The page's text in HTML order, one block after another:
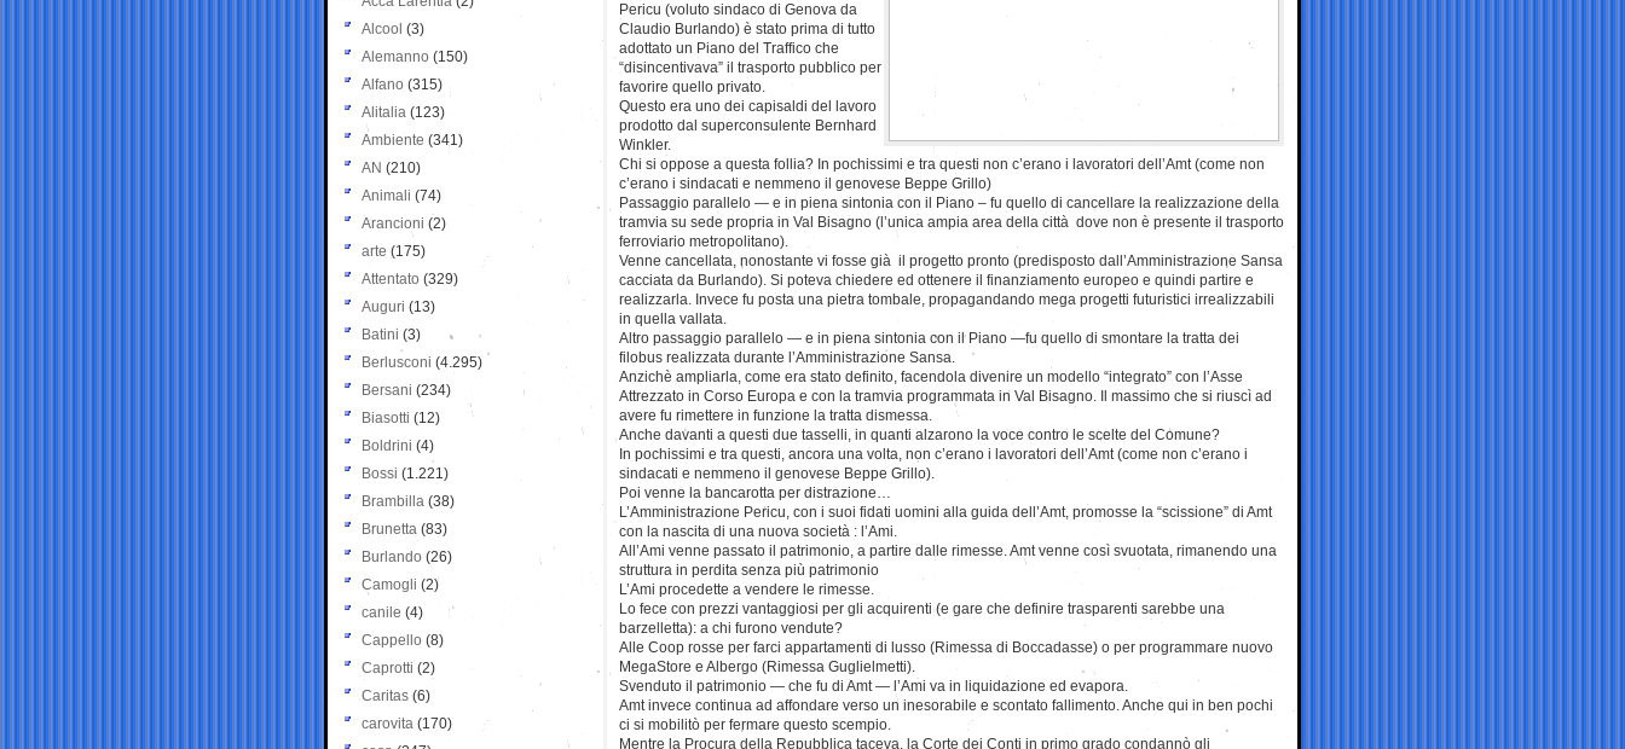
Pericu (voluto sindaco di Genova da
Claudio Burlando) è stato prima di tutto
adottato un Piano del Traffico che
“disincentivava” il trasporto pubblico per
favorire quello privato.
Questo era uno dei capisaldi del lavoro
prodotto dal superconsulente Bernhard
Winkler.
Chi si oppose a questa follia? In pochissimi e tra questi non c’erano i lavoratori dell’Amt (come non
c’erano i sindacati e nemmeno il genovese Beppe Grillo)
Passaggio parallelo — e in piena sintonia con il Piano – fu quello di cancellare la realizzazione della
tramvia su sede propria in Val Bisagno (l’unica ampia area della città dove non è presente il trasporto
ferroviario metropolitano).
Venne cancellata, nonostante vi fosse già il progetto pronto (predisposto dall’Amministrazione Sansa
cacciata da Burlando). Si poteva chiedere ed ottenere il finanziamento europeo e quindi partire e
realizzarla. Invece fu posta una pietra tombale, propagandando mega progetti futuristici irrealizzabili
in quella vallata.
Altro passaggio parallelo — e in piena sintonia con il Piano —fu quello di smontare la tratta dei
filobus realizzata durante l’Amministrazione Sansa.
Anzichè ampliarla, come era stato definito, facendola divenire un modello “integrato” con l’Asse
Attrezzato in Corso Europa e con la tramvia programmata in Val Bisagno. Il massimo che si riuscì ad
avere fu rimettere in funzione la tratta dismessa.
Anche davanti a questi due tasselli, in quanti alzarono la voce contro le scelte del Comune?
In pochissimi e tra questi, ancora una volta, non c’erano i lavoratori dell’Amt (come non c’erano i
sindacati e nemmeno il genovese Beppe Grillo).
Poi venne la bancarotta per distrazione…
L’Amministrazione Pericu, con i suoi fidati uomini alla guida dell’Amt, promosse la “scissione” di Amt
con la nascita di una nuova società : l’Ami.
All’Ami venne passato il patrimonio, a partire dalle rimesse. Amt venne così svuotata, rimanendo una
struttura in perdita senza più patrimonio
L’Ami procedette a vendere le rimesse.
Lo fece con prezzi vantaggiosi per gli acquirenti (e gare che definire trasparenti sarebbe una
barzelletta): a chi furono vendute?
Alle Coop rosse per farci appartamenti di lusso (Rimessa di Boccadasse) o per programmare nuovo
MegaStore e Albergo (Rimessa Guglielmetti).
Svenduto il patrimonio — che fu di Amt — l’Ami va in liquidazione ed evapora.
Amt invece continua ad affondare verso un inesorabile e scontato fallimento. Anche qui in ben pochi
ci si mobilitò per fermare questo scempio.
Mentre la Procura della Repubblica taceva, la Corte dei Conti in primo grado condannò gli
Alcool (3)
Alemanno (150)
Alfano (315)
Alitalia (123)
Ambiente (341)
AN (210)
Animali (74)
Arancioni (2)
arte (175)
Attentato (329)
Auguri (13)
Batini (3)
Berlusconi (4.295)
Bersani (234)
Biasotti (12)
Boldrini (4)
Bossi (1.221)
Brambilla (38)
Brunetta (83)
Burlando (26)
Camogli (2)
canile (4)
Cappello (8)
Caprotti (2)
Caritas (6)
carovita (170)